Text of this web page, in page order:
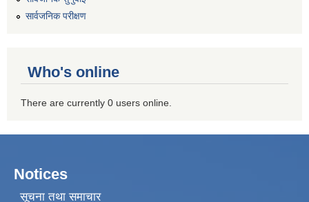
सार्वजनिक परीक्षण
Who's online
There are currently 0 users online.
Notices
सूचना तथा समाचार